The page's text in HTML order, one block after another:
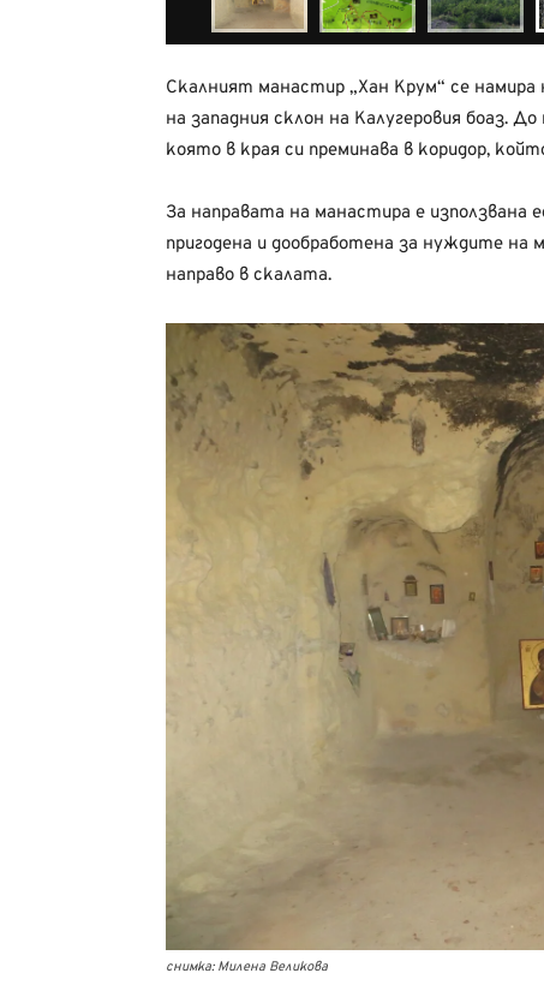
Скалният манастир „Хан Крум“ се
на западния склон на Калугеровия боаз.
която в края си преминава в коридор,
За направата на манастира е
пригодена и дообработена за нуждите на
направо в скалата.
снимка: Милена Великова